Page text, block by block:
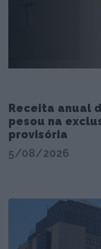
Receita anual
pesou na
provisória
5/08/2026